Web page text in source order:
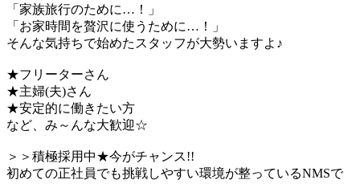
「家族旅行のために…！」
「お家時間を贅沢に使うために…！」
そんな気持ちで始めたスタッフが大勢いますよ♪
★フリーターさん
★主婦(夫)さん
★安定的に働きたい方
など、み～んな大歓迎☆
＞＞積極採用中★今がチャンス!!
初めての正社員でも挑戦しやすい環境が整っているNMSで